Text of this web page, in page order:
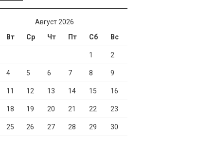
Август 2026
Вт Ср Чт Пт Сб Вс
1 2
4 5 6 7 8 9
11 12 13 14 15 16
18 19 20 21 22 23
25 26 27 28 29 30